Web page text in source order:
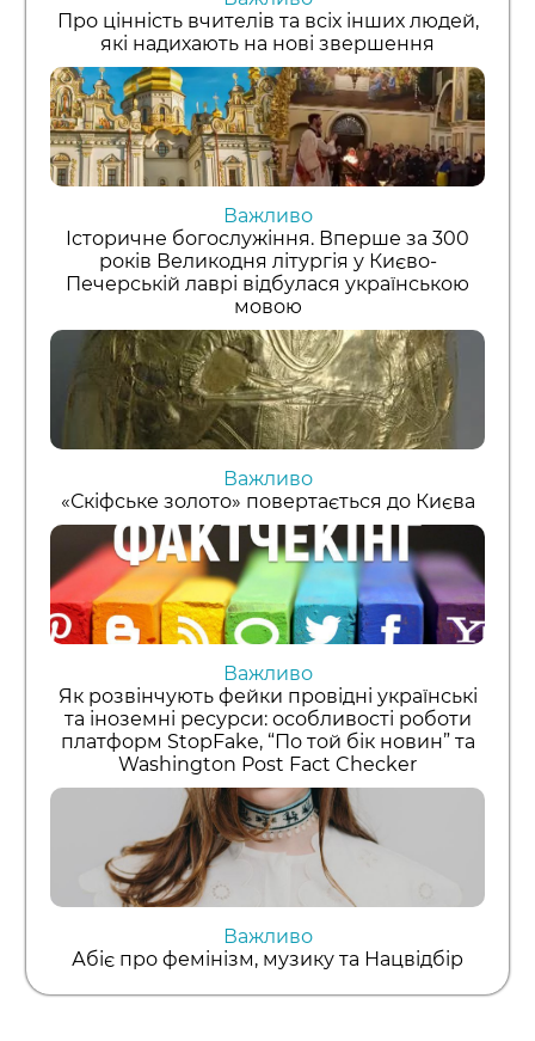
Про цінність вчителів та всіх інших людей,
які надихають на нові звершення
Важливо
Історичне богослужіння. Вперше за 300
років Великодня літургія у Києво-
Печерській лаврі відбулася українською
мовою
Важливо
«Скіфське золото» повертається до Києва
Важливо
Як розвінчують фейки провідні українські
та іноземні ресурси: особливості роботи
платформ StopFake, “По той бік новин” та
Washington Post Fact Checker
Важливо
Абіє про фемінізм, музику та Нацвідбір